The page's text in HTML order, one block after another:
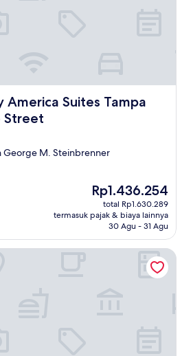
America Suites Tampa
Street
Suites Tampa Airport Spruce
George M. Steinbrenner
Harga
sekarang
Rp1.436.254
Rp1.436.254
total Rp1.630.289
termasuk pajak & biaya lainnya
30 Agu - 31 Agu
Suites Tampa Stadium – Airport